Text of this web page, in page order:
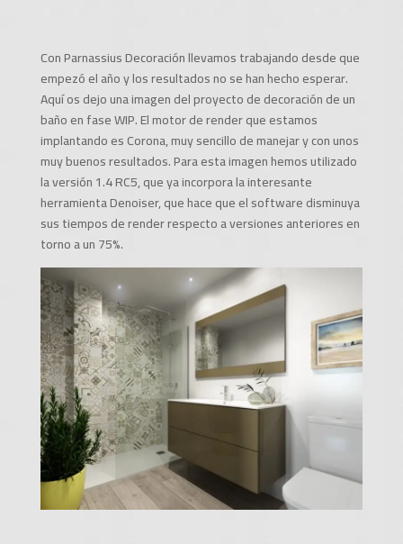
Con Parnassius Decoración llevamos trabajando desde que
empezó el año y los resultados no se han hecho esperar.
Aquí os dejo una imagen del proyecto de decoración de un
baño en fase WIP. El motor de render que estamos
implantando es Corona, muy sencillo de manejar y con unos
muy buenos resultados. Para esta imagen hemos utilizado
la versión 1.4 RC5, que ya incorpora la interesante
herramienta Denoiser, que hace que el software disminuya
sus tiempos de render respecto a versiones anteriores en
torno a un 75%.